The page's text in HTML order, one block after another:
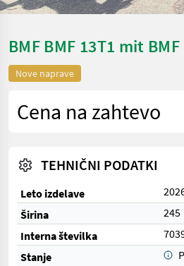
BMF BMF 13T1 mit
Nove naprave
Cena na zahtevo
TEHNIČNI PODATKI
Leto izdelave
Širina
245
Interna številka
Stanje